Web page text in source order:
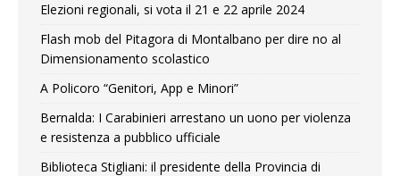
Elezioni regionali, si vota il 21 e 22 aprile 2024
Flash mob del Pitagora di Montalbano per dire no al
Dimensionamento scolastico
A Policoro “Genitori, App e Minori”
Bernalda: I Carabinieri arrestano un uono per violenza
e resistenza a pubblico ufficiale
Biblioteca Stigliani: il presidente della Provincia di